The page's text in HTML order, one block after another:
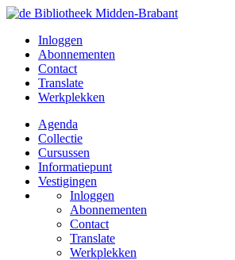
Inloggen
Abonnementen
Contact
Translate
Werkplekken
Agenda
Collectie
Cursussen
Informatiepunt
Vestigingen
Inloggen
Abonnementen
Contact
Translate
Werkplekken